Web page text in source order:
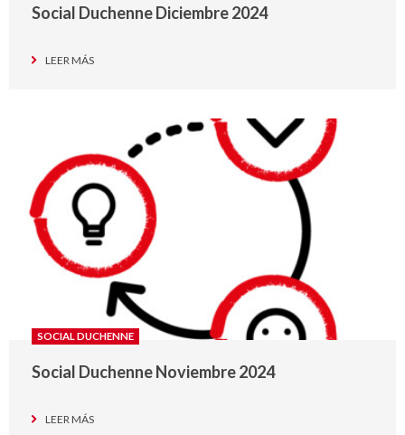
Social Duchenne Diciembre 2024
LEER MÁS
SOCIAL DUCHENNE
Social Duchenne Noviembre 2024
LEER MÁS